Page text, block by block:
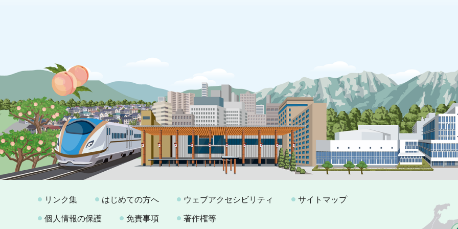
リンク集 はじめての方へ ウェブアクセシビリティ サイトマップ
個人情報の保護 免責事項 著作権等